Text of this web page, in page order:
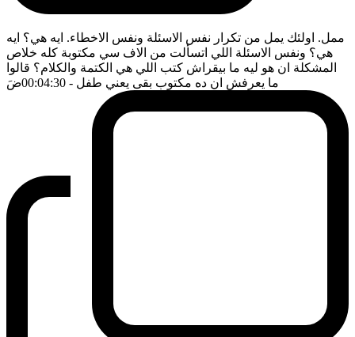
ممل. اولئك يمل من تكرار نفس الاسئلة ونفس الاخطاء. ايه هي؟ ايه
هي؟ ونفس الاسئلة اللي اتسألت من الاف سي مكتوبة كله خلاص
المشكلة ان هو ليه ما بيقراش كتب اللي هي الكتمة والكلام؟ قالوا
ما يعرفش ان ده مكتوب بقى يعني طفل - 00:04:30 ضَ